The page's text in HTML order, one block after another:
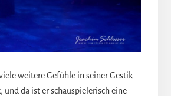
weitere Gefühle in seiner Gestik
da ist er schauspielerisch eine